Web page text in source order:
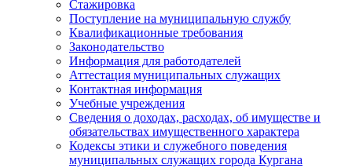
Стажировка
Поступление на муниципальную службу
Квалификационные требования
Законодательство
Информация для работодателей
Аттестация муниципальных служащих
Контактная информация
Учебные учреждения
Сведения о доходах, расходах, об имуществе и
обязательствах имущественного характера
Кодексы этики и служебного поведения
муниципальных служащих города Кургана